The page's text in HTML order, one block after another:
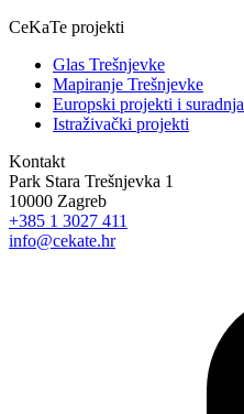
CeKaTe projekti
Glas Trešnjevke
Mapiranje Trešnjevke
Europski projekti i suradnja
Istraživački projekti
Kontakt
Park Stara Trešnjevka 1
10000 Zagreb
+385 1 3027 411
info@cekate.hr